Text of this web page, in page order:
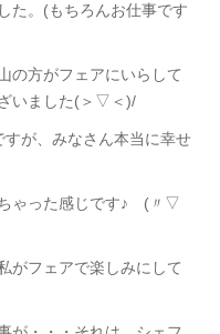
た。(もちろんお仕事です
の方がフェアにいらして
いました(＞▽＜)/
が、みなさん本当に幸せ
ゃった感じです♪ (〃▽
がフェアで楽しみにして